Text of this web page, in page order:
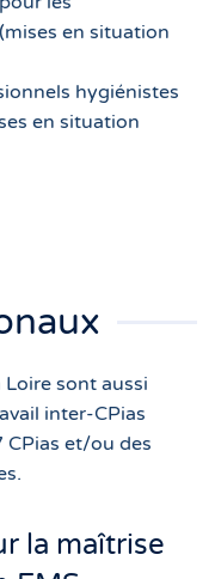
en situation
hygiénistes
en situation
Loire sont aussi
inter-CPias
et/ou des
la maîtrise